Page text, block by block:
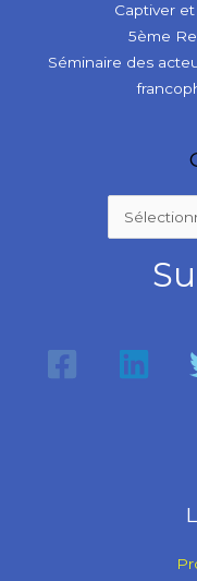
Captiver
5ème
Séminaire des